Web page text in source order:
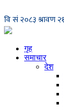
गृह
समाचार
देश